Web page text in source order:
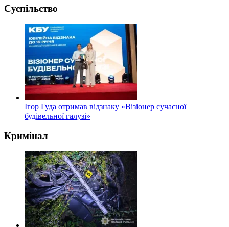
Суспільство
Ігор Гуда отримав відзнаку «Візіонер сучасної
будівельної галузі»
Кримінал